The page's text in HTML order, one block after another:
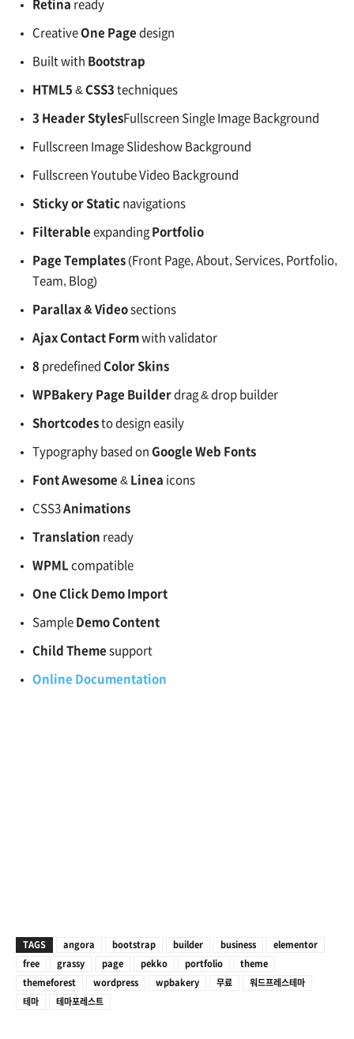
Retina ready
Creative One Page design
Built with Bootstrap
HTML5 & CSS3 techniques
3 Header StylesFullscreen Single Image Background
Fullscreen Image Slideshow Background
Fullscreen Youtube Video Background
Sticky or Static navigations
Filterable expanding Portfolio
Page Templates (Front Page, About, Services, Portfolio,
Team, Blog)
Parallax & Video sections
Ajax Contact Form with validator
8 predefined Color Skins
WPBakery Page Builder drag & drop builder
Shortcodes to design easily
Typography based on Google Web Fonts
Font Awesome & Linea icons
CSS3 Animations
Translation ready
WPML compatible
One Click Demo Import
Sample Demo Content
Child Theme support
Online Documentation
TAGS angora bootstrap builder business elementor
free grassy page pekko portfolio theme
themeforest wordpress wpbakery 무료 워드프레스테마
테마 테마포레스트